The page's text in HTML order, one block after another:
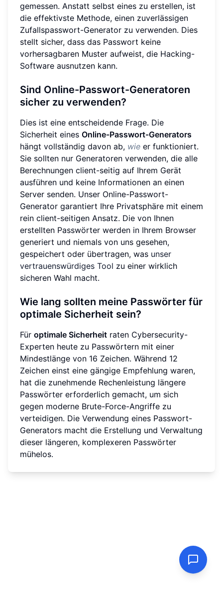
gemessen. Anstatt selbst eines zu erstellen, ist
die effektivste Methode, einen zuverlässigen
Zufallspasswort-Generator zu verwenden. Dies
stellt sicher, dass das Passwort keine
vorhersagbaren Muster aufweist, die Hacking-
Software ausnutzen kann.
Sind Online-Passwort-Generatoren
sicher zu verwenden?
Dies ist eine entscheidende Frage. Die
Sicherheit eines Online-Passwort-Generators
hängt vollständig davon ab, wie er funktioniert.
Sie sollten nur Generatoren verwenden, die alle
Berechnungen client-seitig auf Ihrem Gerät
ausführen und keine Informationen an einen
Server senden. Unser Online-Passwort-
Generator garantiert Ihre Privatsphäre mit einem
rein client-seitigen Ansatz. Die von Ihnen
erstellten Passwörter werden in Ihrem Browser
generiert und niemals von uns gesehen,
gespeichert oder übertragen, was unser
vertrauenswürdiges Tool zu einer wirklich
sicheren Wahl macht.
Wie lang sollten meine Passwörter für
optimale Sicherheit sein?
Für optimale Sicherheit raten Cybersecurity-
Experten heute zu Passwörtern mit einer
Mindestlänge von 16 Zeichen. Während 12
Zeichen einst eine gängige Empfehlung waren,
hat die zunehmende Rechenleistung längere
Passwörter erforderlich gemacht, um sich
gegen moderne Brute-Force-Angriffe zu
verteidigen. Die Verwendung eines Passwort-
Generators macht die Erstellung und Verwaltung
dieser längeren, komplexeren Passwörter
mühelos.